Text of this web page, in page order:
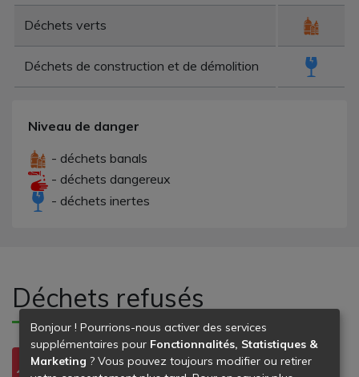
Déchets verts
Déchets de construction et de démolition
Niveau de danger
- déchets banals
- déchets dangereux
- déchets inertes
Déchets refusés
Bonjour ! Pourrions-nous activer des services
supplémentaires pour Fonctionnalités, Statistiques &
Marketing ? Vous pouvez toujours modifier ou retirer